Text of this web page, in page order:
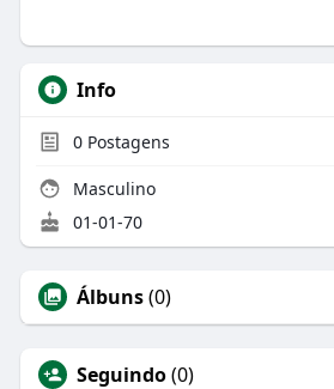
Info
0Postagens
Masculino
01-01-70
Álbuns(0)
Seguindo(0)